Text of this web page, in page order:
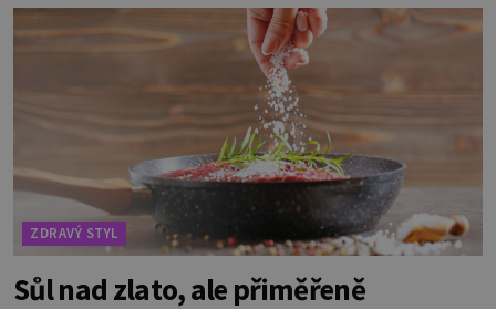
opravdu tak, s věkem jako kdyby se paměť
Procvičujte mozkové závity. Není to nijak slož
ZDRAVÝ STYL
Sůl nad zlato, ale přiměřeně